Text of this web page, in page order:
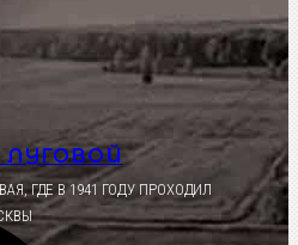
ЛУГОВОЙ
ГДЕ В 1941 ГОДУ ПРОХОДИЛ